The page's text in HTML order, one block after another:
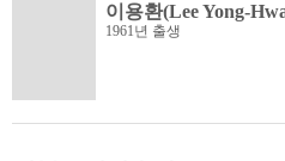
이용환(Lee Yong-
1961년 출생